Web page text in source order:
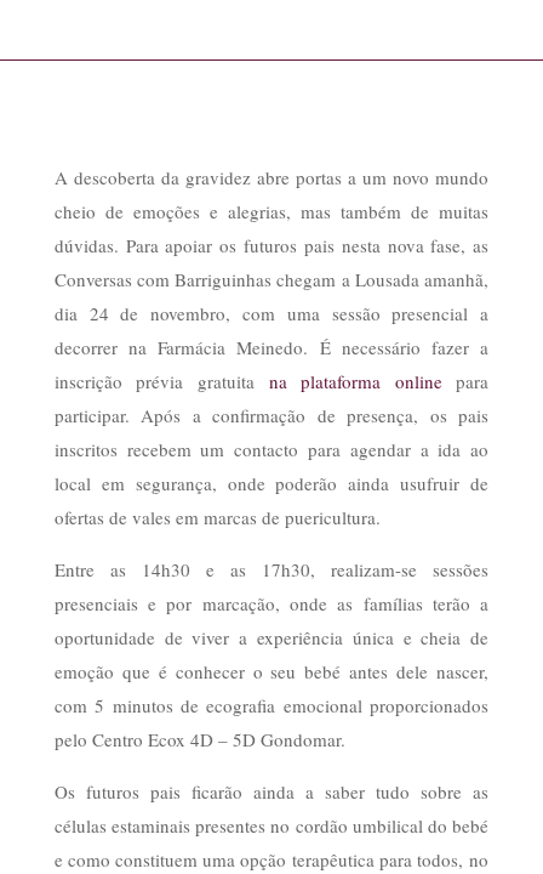
A descoberta da gravidez abre portas a um novo mundo
cheio de emoções e alegrias, mas também de muitas
dúvidas. Para apoiar os futuros pais nesta nova fase, as
Conversas com Barriguinhas chegam a Lousada amanhã,
dia 24 de novembro, com uma sessão presencial a
decorrer na Farmácia Meinedo. É necessário fazer a
inscrição prévia gratuita na plataforma onlinepara
participar. Após a confirmação de presença, os pais
inscritos recebem um contacto para agendar a ida ao
local em segurança, onde poderão ainda usufruir de
ofertas de vales em marcas de puericultura.
Entre as 14h30 e as 17h30, realizam-se sessões
presenciais e por marcação, onde as famílias terão a
oportunidade de viver a experiência única e cheia de
emoção que é conhecer o seu bebé antes dele nascer,
com 5 minutos de ecografia emocional proporcionados
pelo Centro Ecox 4D – 5D Gondomar.
Os futuros pais ficarão ainda a saber tudo sobre as
células estaminais presentes no cordão umbilical do bebé
e como constituem uma opção terapêutica para todos, no